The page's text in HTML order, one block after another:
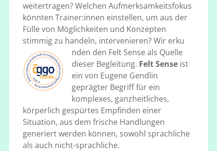
weitertragen? Welchen Aufmerksamkeitsfokus
könnten Trainer:innen einstellen, um aus der
Fülle von Möglichkeiten und Konzepten
stimmig zu handeln, intervenieren? Wir erku
nden den Felt Sense als Quelle
dieser Begleitung. Felt Senseist
ein von Eugene Gendlin
geprägter Begriff für ein
komplexes, ganzheitliches,
körperlich gespürtes Empfinden einer
Situation, aus dem frische Handlungen
generiert werden können, sowohl sprachliche
als auch nicht-sprachliche.